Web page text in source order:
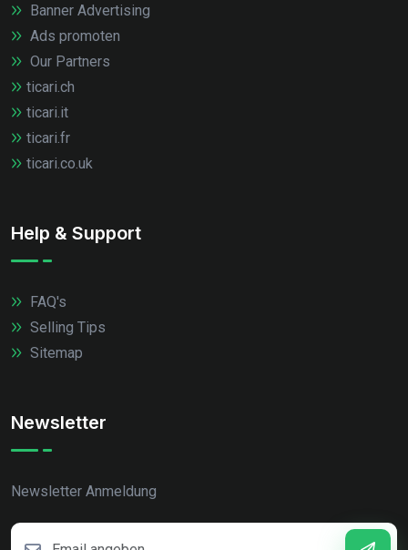
Banner Advertising
Ads promoten
Our Partners
ticari.ch
ticari.it
ticari.fr
ticari.co.uk
Help & Support
FAQ's
Selling Tips
Sitemap
Newsletter
Newsletter Anmeldung